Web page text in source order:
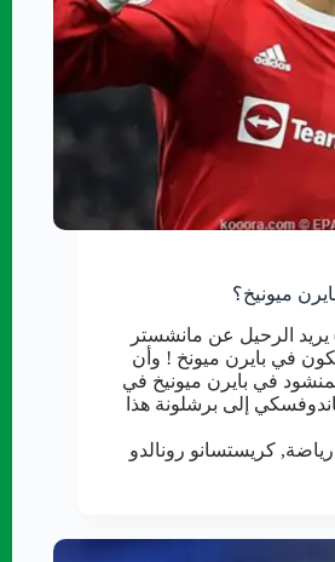
ميونيخ؟
رونالدو (37) يريد الرحيل عن مانشستر
في بايرن ميونخ ! وأن
في بايرن ميونيخ في
إلى برشلونة هذا
رياضة, كريستسانو رونالدو